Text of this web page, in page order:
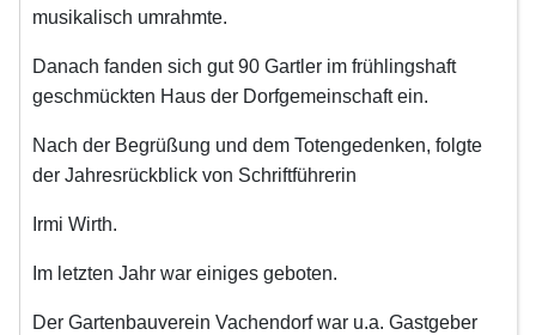
musikalisch umrahmte.
Danach fanden sich gut 90 Gartler im frühlingshaft
geschmückten Haus der Dorfgemeinschaft ein.
Nach der Begrüßung und dem Totengedenken, folgte
der Jahresrückblick von Schriftführerin
Irmi Wirth.
Im letzten Jahr war einiges geboten.
Der Gartenbauverein Vachendorf war u.a. Gastgeber